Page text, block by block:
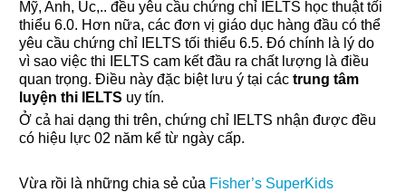
Mỹ, Anh, Úc,.. đều yêu cầu chứng chỉ IELTS học thuật tối
thiểu 6.0. Hơn nữa, các đơn vị giáo dục hàng đầu có thể
yêu cầu chứng chỉ IELTS tối thiểu 6.5. Đó chính là lý do
vì sao việc thi IELTS cam kết đầu ra chất lượng là điều
quan trọng. Điều này đặc biệt lưu ý tại các trung tâm
luyện thi IELTS uy tín.
Ở cả hai dạng thi trên, chứng chỉ IELTS nhận được đều
có hiệu lực 02 năm kể từ ngày cấp.
Vừa rồi là những chia sẻ của Fisher’s SuperKids